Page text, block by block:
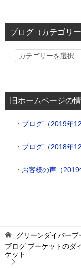
ブログ（カテゴリー
ブ
（カ
テ
旧ホームページの
・ ブログ’（2019年
・ ブログ’（2018年
・ お客様の声（2019
グリーンダイバープ
ブログ プーケットのダ
ケット